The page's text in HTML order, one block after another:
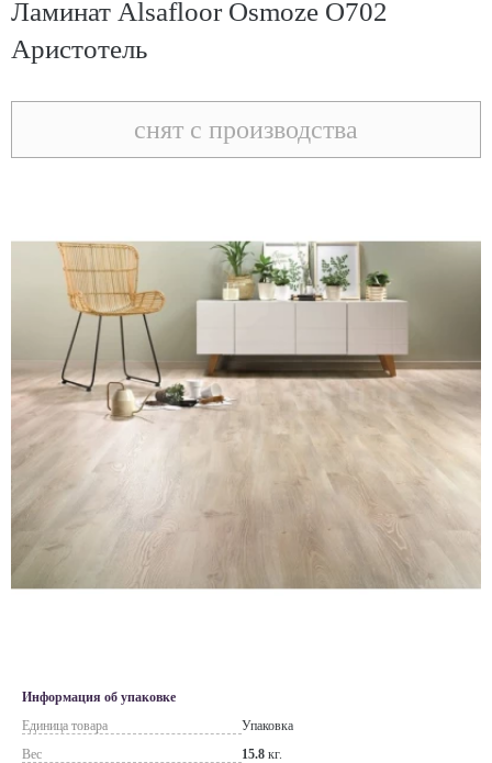
Ламинат Alsafloor Osmoze O702
Аристотель
снят с производства
Информация об упаковке
Единица товара
Упаковка
Вес
15.8 кг.